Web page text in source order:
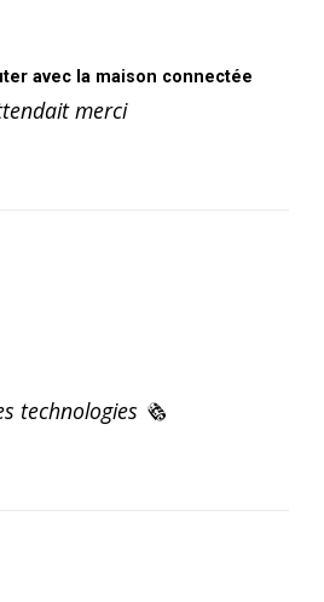
avec la maison connectée
merci
technologies 🗞️